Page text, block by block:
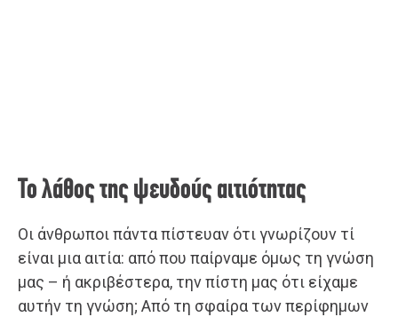
Το λάθος της ψευδούς αιτιότητας
Οι άνθρωποι πάντα πίστευαν ότι γνωρίζουν τί
είναι μια αιτία: από που παίρναμε όμως τη γνώση
μας – ή ακριβέστερα, την πίστη μας ότι είχαμε
αυτήν τη γνώση; Από τη σφαίρα των περίφημων